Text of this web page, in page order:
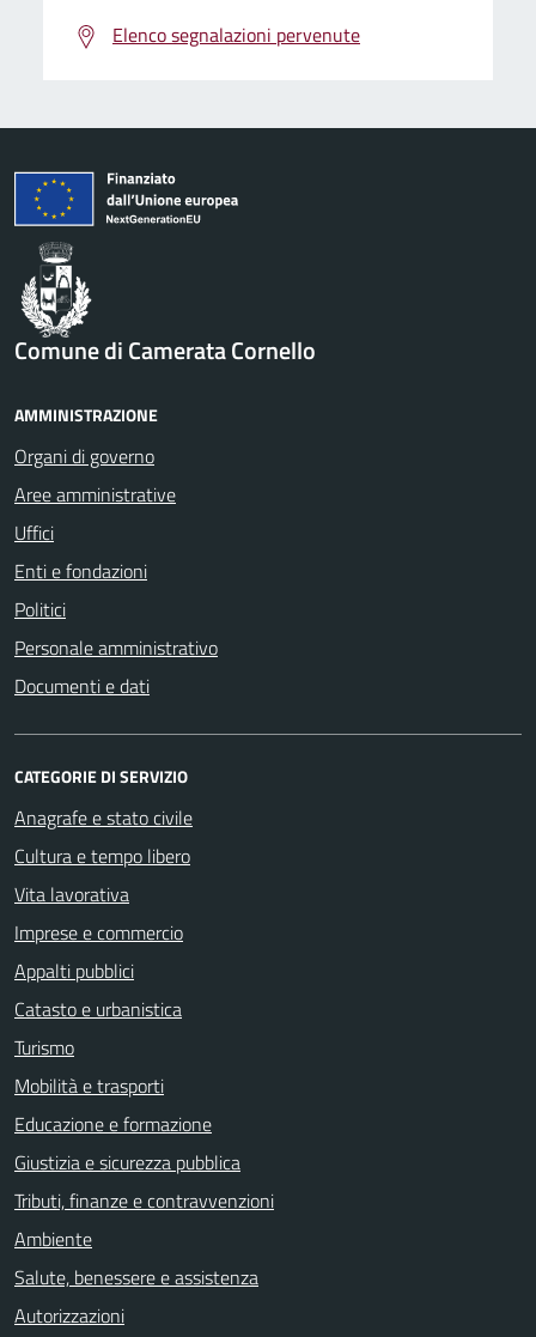
Elenco segnalazioni pervenute
Comune di Camerata Cornello
AMMINISTRAZIONE
Organi di governo
Aree amministrative
Uffici
Enti e fondazioni
Politici
Personale amministrativo
Documenti e dati
CATEGORIE DI SERVIZIO
Anagrafe e stato civile
Cultura e tempo libero
Vita lavorativa
Imprese e commercio
Appalti pubblici
Catasto e urbanistica
Turismo
Mobilità e trasporti
Educazione e formazione
Giustizia e sicurezza pubblica
Tributi, finanze e contravvenzioni
Ambiente
Salute, benessere e assistenza
Autorizzazioni